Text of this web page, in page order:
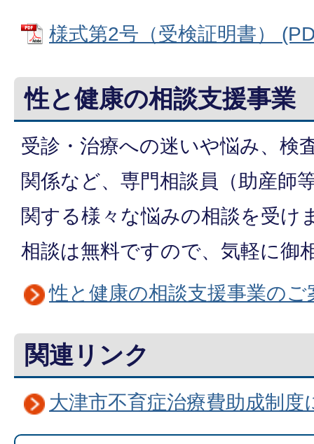
様式第2号（受検証明書）
性と健康の相談支援事業
受診・治療への迷いや悩み、検
関係など、専門相談員（助産師
関する様々な悩みの相談を受け
相談は無料ですので、気軽に御
性と健康の相談支援事業のご
関連リンク
大津市不育症治療費助成制度